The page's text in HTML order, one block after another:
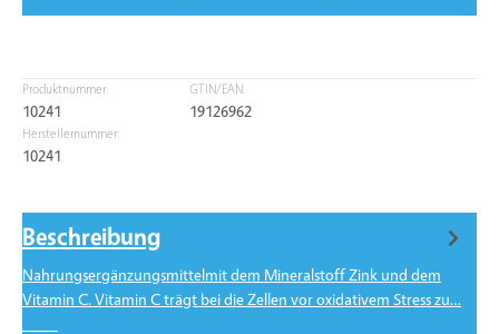
Produktnummer:
10241
GTIN/EAN:
19126962
Herstellernummer:
10241
Beschreibung
Nahrungsergänzungsmittelmit dem Mineralstoff Zink und dem
Vitamin C. Vitamin C trägt bei die Zellen vor oxidativem Stress zu…